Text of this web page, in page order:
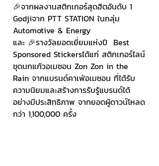
🎉จากผลงานสติกเกอร์สุดฮิตอันดับ 1
Godjiจาก PTT STATION ในกลุ่ม
Automotive & Energy
และ 🎉รางวัลยอดเยี่ยมแห่งปี  Best
Sponsored Stickersได้แก่ สติกเกอร์ไลน์
ชุดนกแก้วอเมซอน Zon Zon in the
Rain จากแบรนด์คาเฟ่อเมซอน ที่ได้รับ
ความนิยมและสร้างการรับรู้แบรนด์ได้
อย่างมีประสิทธิภาพ จากยอดผู้ดาวน์โหลด
กว่า 1,100,000 ครั้ง